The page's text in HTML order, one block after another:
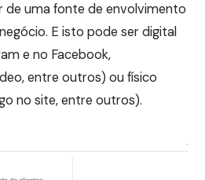
de uma fonte de envolvimento
E isto pode ser digital
e no Facebook,
entre outros) ou físico
no site, entre outros).